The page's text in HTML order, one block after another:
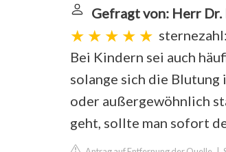
Gefragt von: Herr
Bei Kindern sei auch
solange sich die
oder außergewöhnlich
geht, sollte man sofort